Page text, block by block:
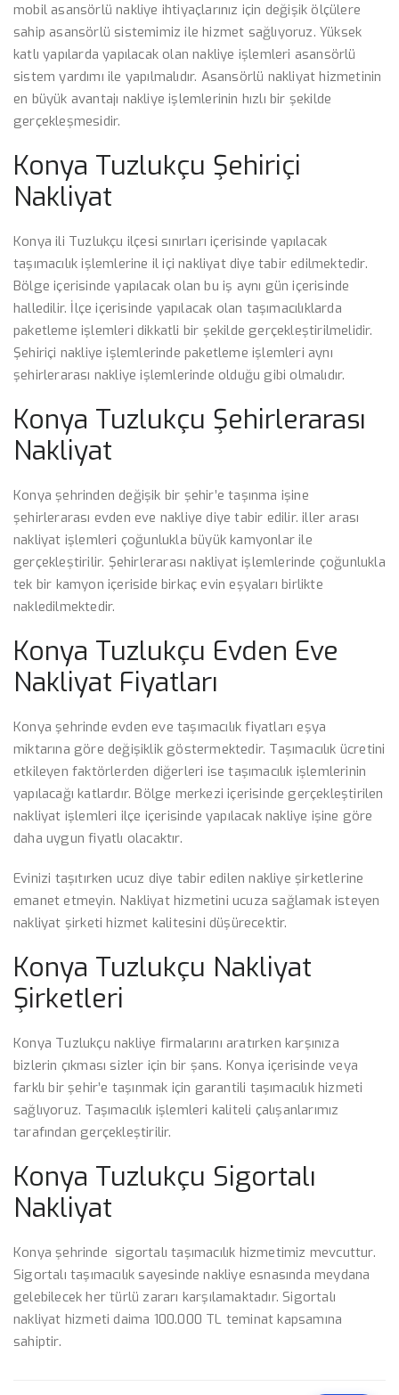
mobil asansörlü nakliye ihtiyaçlarınız için değişik ölçülere
sahip asansörlü sistemimiz ile hizmet sağlıyoruz. Yüksek
katlı yapılarda yapılacak olan nakliye işlemleri asansörlü
sistem yardımı ile yapılmalıdır. Asansörlü nakliyat hizmetinin
en büyük avantajı nakliye işlemlerinin hızlı bir şekilde
gerçekleşmesidir.
Konya Tuzlukçu Şehiriçi
Nakliyat
Konya ili Tuzlukçu ilçesi sınırları içerisinde yapılacak
taşımacılık işlemlerine il içi nakliyat diye tabir edilmektedir.
Bölge içerisinde yapılacak olan bu iş aynı gün içerisinde
halledilir. İlçe içerisinde yapılacak olan taşımacılıklarda
paketleme işlemleri dikkatli bir şekilde gerçekleştirilmelidir.
Şehiriçi nakliye işlemlerinde paketleme işlemleri aynı
şehirlerarası nakliye işlemlerinde olduğu gibi olmalıdır.
Konya Tuzlukçu Şehirlerarası
Nakliyat
Konya şehrinden değişik bir şehir’e taşınma işine
şehirlerarası evden eve nakliye diye tabir edilir. iller arası
nakliyat işlemleri çoğunlukla büyük kamyonlar ile
gerçekleştirilir. Şehirlerarası nakliyat işlemlerinde çoğunlukla
tek bir kamyon içeriside birkaç evin eşyaları birlikte
nakledilmektedir.
Konya Tuzlukçu Evden Eve
Nakliyat Fiyatları
Konya şehrinde evden eve taşımacılık fiyatları eşya
miktarına göre değişiklik göstermektedir. Taşımacılık ücretini
etkileyen faktörlerden diğerleri ise taşımacılık işlemlerinin
yapılacağı katlardır. Bölge merkezi içerisinde gerçekleştirilen
nakliyat işlemleri ilçe içerisinde yapılacak nakliye işine göre
daha uygun fiyatlı olacaktır.
Evinizi taşıtırken ucuz diye tabir edilen nakliye şirketlerine
emanet etmeyin. Nakliyat hizmetini ucuza sağlamak isteyen
nakliyat şirketi hizmet kalitesini düşürecektir.
Konya Tuzlukçu Nakliyat
Şirketleri
Konya Tuzlukçu nakliye firmalarını aratırken karşınıza
bizlerin çıkması sizler için bir şans. Konya içerisinde veya
farklı bir şehir’e taşınmak için garantili taşımacılık hizmeti
sağlıyoruz. Taşımacılık işlemleri kaliteli çalışanlarımız
tarafından gerçekleştirilir.
Konya Tuzlukçu Sigortalı
Nakliyat
Konya şehrinde sigortalı taşımacılık hizmetimiz mevcuttur.
Sigortalı taşımacılık sayesinde nakliye esnasında meydana
gelebilecek her türlü zararı karşılamaktadır. Sigortalı
nakliyat hizmeti daima 100.000 TL teminat kapsamına
sahiptir.